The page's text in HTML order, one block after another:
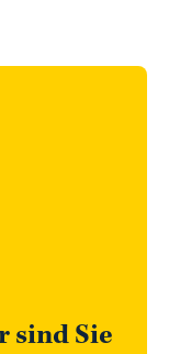
sind Sie